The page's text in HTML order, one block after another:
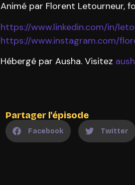
Animé par Florent Letourneur,
https://www.linkedin.com/in/
https://www.instagram.com/
Hébergé par Ausha. Visitez
Partager l'épisode
Facebook Twitter